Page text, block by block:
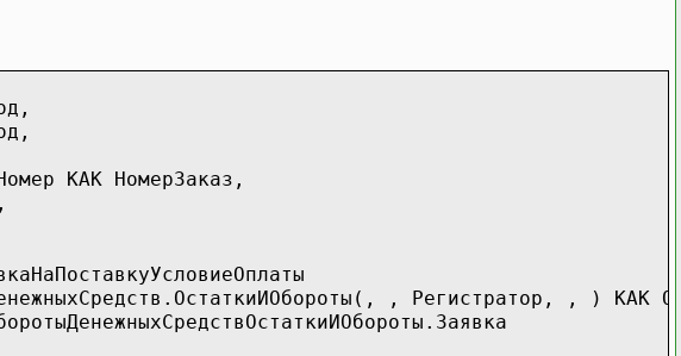
КАК НомерЗаказ,
, Регистратор, , ) КАК